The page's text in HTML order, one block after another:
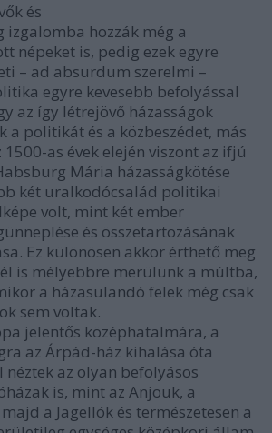
és
izgalomba hozzák még a
népeket is, pedig ezek egyre
– ad absurdum szerelmi –
egyre kevesebb befolyással
az így létrejövő házasságok
a politikát és a közbeszédet, más
as évek elején viszont az ifjú
Mária házasságkötése
két uralkodócsalád politikai
volt, mint két ember
és összetartozásának
Ez különösen akkor érthető meg
is mélyebbre merülünk a múltba,
a házasulandó felek még csak
sem voltak.
jelentős középhatalmára, a
az Árpád-ház kihalása óta
néztek az olyan befolyásos
is, mint az Anjouk, a
a Jagellók és természetesen a